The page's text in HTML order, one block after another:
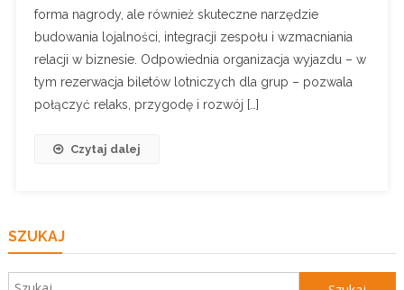
forma nagrody, ale również skuteczne narzędzie
budowania lojalności, integracji zespołu i wzmacniania
relacji w biznesie. Odpowiednia organizacja wyjazdu – w
tym rezerwacja biletów lotniczych dla grup – pozwala
połączyć relaks, przygodę i rozwój […]
Czytaj dalej
SZUKAJ